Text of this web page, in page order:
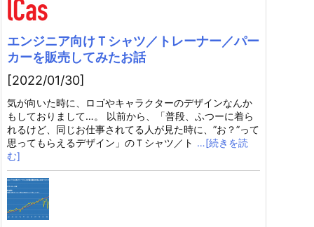
エンジニア向けＴシャツ／トレーナー／パー
カーを販売してみたお話
[2022/01/30]
気が向いた時に、ロゴやキャラクターのデザインなんか
もしておりまして…。 以前から、「普段、ふつーに着ら
れるけど、同じお仕事されてる人が見た時に、”お？”って
思ってもらえるデザイン」のＴシャツ／ト …[続きを読
む]